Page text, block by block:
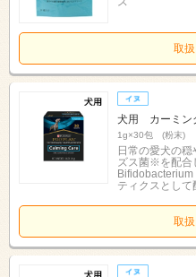
取
犬用 カーミン
1g×30包 (粉末)
日常の愛犬の
ズス菌※を配合
ティクスとして
取